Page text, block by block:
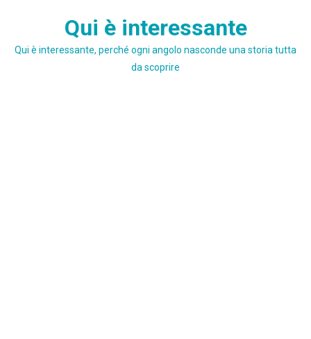
Qui è interessante
Qui è interessante, perché ogni angolo nasconde una storia tutta
da scoprire